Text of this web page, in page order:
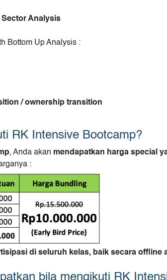
Analysis
Bottom Up Analysis :
/ ownership transition
RK Intensive Bootcamp?
, Anda akan mendapatkan harga special
:
di seluruh kelas, baik secara offline
bila mengikuti RK